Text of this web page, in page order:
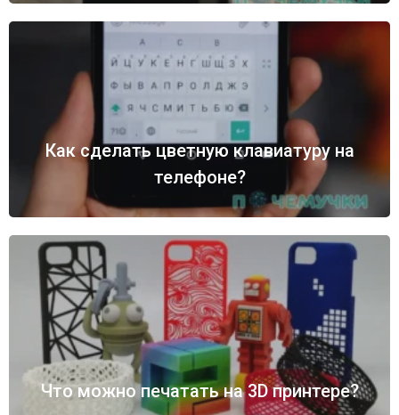
Как сделать цветную клавиатуру на
телефоне?
Что можно печатать на 3D принтере?